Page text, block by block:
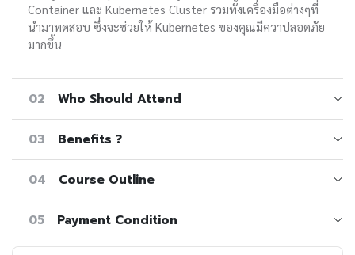
Container และ Kubernetes Cluster รวมทั้งเครื่องมือต่างๆที่
นำมาทดสอบ ซึ่งจะช่วยให้ Kubernetes ของคุณมีควาปลอดภัย
มากขึ้น
02 Who Should Attend
03 Benefits ?
04 Course Outline
05 Payment Condition